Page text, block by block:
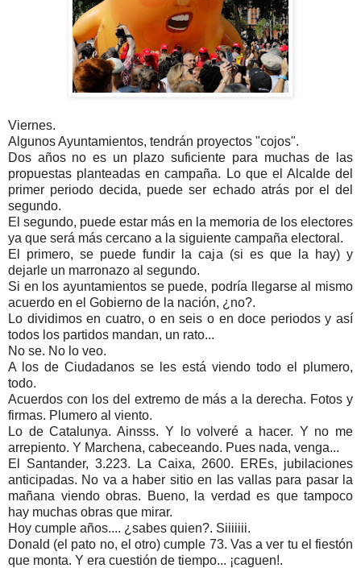
Viernes.
Algunos Ayuntamientos, tendrán proyectos "cojos".
Dos años no es un plazo suficiente para muchas de las
propuestas planteadas en campaña. Lo que el Alcalde del
primer periodo decida, puede ser echado atrás por el del
segundo.
El segundo, puede estar más en la memoria de los electores
ya que será más cercano a la siguiente campaña electoral.
El primero, se puede fundir la caja (si es que la hay) y
dejarle un marronazo al segundo.
Si en los ayuntamientos se puede, podría llegarse al mismo
acuerdo en el Gobierno de la nación, ¿no?.
Lo dividimos en cuatro, o en seis o en doce periodos y así
todos los partidos mandan, un rato...
No se. No lo veo.
A los de Ciudadanos se les está viendo todo el plumero,
todo.
Acuerdos con los del extremo de más a la derecha. Fotos y
firmas. Plumero al viento.
Lo de Catalunya. Ainsss. Y lo volveré a hacer. Y no me
arrepiento. Y Marchena, cabeceando. Pues nada, venga...
El Santander, 3.223. La Caixa, 2600. EREs, jubilaciones
anticipadas. No va a haber sitio en las vallas para pasar la
mañana viendo obras. Bueno, la verdad es que tampoco
hay muchas obras que mirar.
Hoy cumple años.... ¿sabes quien?. Siiiiiii.
Donald (el pato no, el otro) cumple 73. Vas a ver tu el fiestón
que monta. Y era cuestión de tiempo... ¡caguen!.